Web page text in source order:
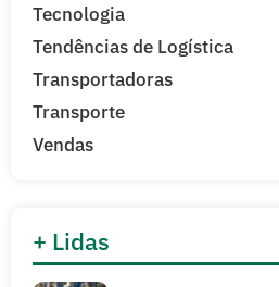
Tecnologia
Tendências de Logística
Transportadoras
Transporte
Vendas
+ Lidas